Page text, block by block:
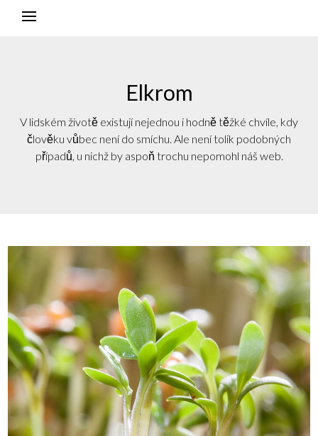
Elkrom
V lidském životě existují nejednou i hodně těžké chvíle, kdy
člověku vůbec není do smíchu. Ale není tolik podobných
případů, u nichž by aspoň trochu nepomohl náš web.